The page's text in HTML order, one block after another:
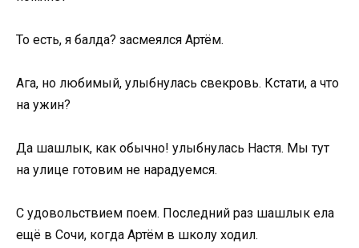
То есть, я балда? засмеялся Артём.
Ага, но любимый, улыбнулась свекровь. Кстати, а что
на ужин?
Да шашлык, как обычно! улыбнулась Настя. Мы тут
на улице готовим не нарадуемся.
С удовольствием поем. Последний раз шашлык ела
ещё в Сочи, когда Артём в школу ходил.